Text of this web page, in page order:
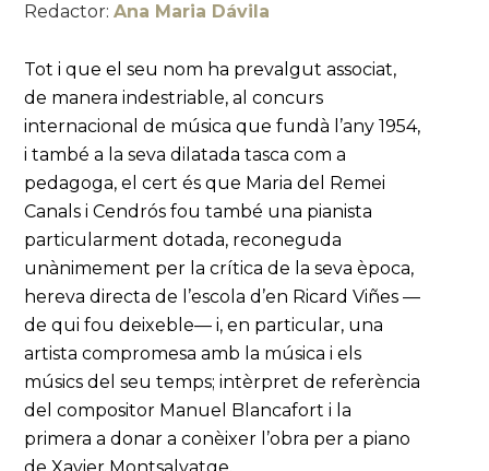
Redactor:Ana Maria Dávila
Tot i que el seu nom ha prevalgut associat,
de manera indestriable, al concurs
internacional de música que fundà l’any 1954,
i també a la seva dilatada tasca com a
pedagoga, el cert és que Maria del Remei
Canals i Cendrós fou també una pianista
particularment dotada, reconeguda
unànimement per la crítica de la seva època,
hereva directa de l’escola d’en Ricard Viñes —
de qui fou deixeble— i, en particular, una
artista compromesa amb la música i els
músics del seu temps; intèrpret de referència
del compositor Manuel Blancafort i la
primera a donar a conèixer l’obra per a piano